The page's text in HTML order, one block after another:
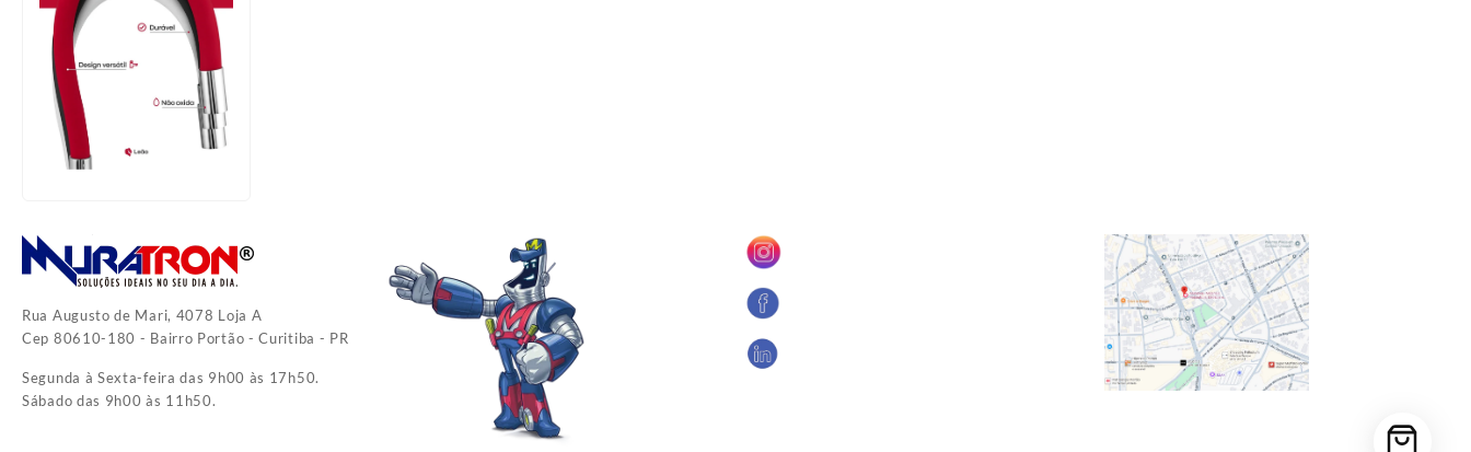
Rua Augusto de Mari, 4078 Loja A
Cep 80610-180 - Bairro Portão - Curitiba - PR
Segunda à Sexta-feira das 9h00 às 17h50.
Sábado das 9h00 às 11h50.